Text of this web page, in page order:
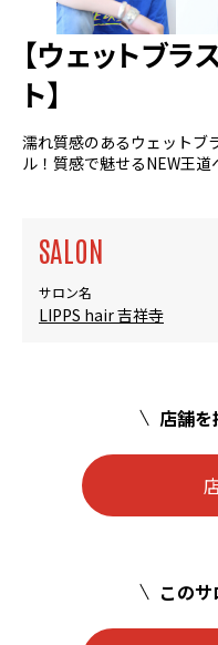
【ウェットブラ
ト】
濡れ質感のあるウェットブ
ル！質感で魅せるNEW王道
SALON
サロン名
LIPPS hair 吉祥寺
店舗
この